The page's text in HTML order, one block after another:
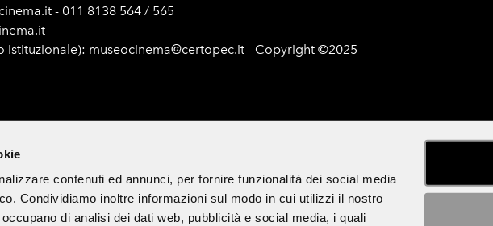
contenuti ed annunci, per fornire funzionalità dei social media
Condividiamo inoltre informazioni sul modo in cui utilizzi il nostro
di analisi dei dati web, pubblicità e social media, i quali
- 011 8138 564 / 565
museocinema@certopec.it - Copyright ©2025
Dichiarazione di
culturale ed è esclusa ogni finalità commerciale.